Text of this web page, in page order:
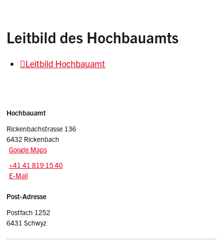
Leitbild des Hochbauamts
Leitbild Hochbauamt
Sidebar
Adressen
Hochbauamt
Rickenbachstrasse 136
6432 Rickenbach
Google Maps
Tel.:
+41 41 819 15 40
E-Mail: hba
E-Mail
Post-Adresse
Postfach 1252
6431 Schwyz